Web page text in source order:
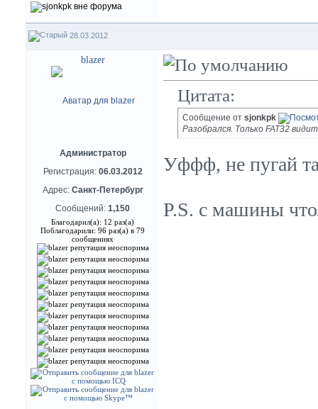
28.03.2012
blazer
Администратор
Регистрация: 06.03.2012
Адрес: Санкт-Петербург
Сообщений: 1,150
Благодарил(а): 12 раз(а)
Поблагодарили: 96 раз(а) в 79
сообщениях
Цитата:
Сообщение от sjonkpk
Разобрался. Только FAT32
Уффф, не пугай
P.S. с машины